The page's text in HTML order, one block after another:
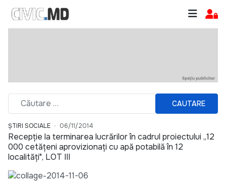
CAUTARE
ȘTIRI SOCIALE 06/11/2014
Recepție la terminarea lucrărilor în cadrul proiectului „12
000 cetățeni aprovizionați cu apă potabilă în 12
localități", LOT III